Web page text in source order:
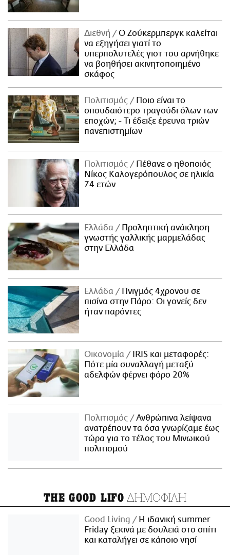
Διεθνή
Ο Ζούκερμπεργκ καλείται
να εξηγήσει γιατί το
υπερπολυτελές γιοτ του αρνήθηκε
να βοηθήσει ακινητοποιημένο
σκάφος
Πολιτισμός
Ποιο είναι το
σπουδαιότερο τραγούδι όλων των
εποχών; - Τι έδειξε έρευνα τριών
πανεπιστημίων
Πολιτισμός
Πέθανε ο ηθοποιός
Νίκος Καλογερόπουλος σε ηλικία
74 ετών
Ελλάδα
Προληπτική ανάκληση
γνωστής γαλλικής μαρμελάδας
στην Ελλάδα
Ελλάδα
Πνιγμός 4χρονου σε
πισίνα στην Πάρο: Οι γονείς δεν
ήταν παρόντες
Οικονομία
IRIS και μεταφορές:
Πότε μία συναλλαγή μεταξύ
αδελφών φέρνει φόρο 20%
Πολιτισμός
Ανθρώπινα λείψανα
ανατρέπουν τα όσα γνωρίζαμε έως
τώρα για το τέλος του Μινωικού
πολιτισμού
THE GOOD LIFO ΔΗΜΟΦΙΛΗ
Good Living
Η ιδανική summer
Friday ξεκινά με δουλειά στο σπίτι
και καταλήγει σε κάποιο νησί